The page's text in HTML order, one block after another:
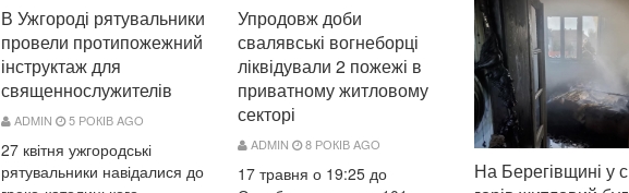
В Ужгороді рятувальники
провели протипожежний
інструктаж для
священнослужителів
ADMIN 5 РОКІВ AGO
27 квітня ужгородські
рятувальники навідалися до
Упродовж доби
свалявські вогнеборці
ліквідували 2 пожежі в
приватному житловому
секторі
ADMIN 8 РОКІВ AGO
17 травня о 19:25 до
На Берегівщині у